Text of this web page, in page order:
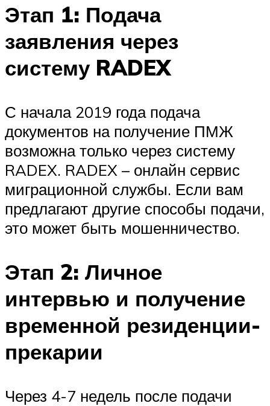
Этап 1: Подача
заявления через
систему RADEX
С начала 2019 года подача
документов на получение ПМЖ
возможна только через систему
RADEX. RADEX – онлайн сервис
миграционной службы. Если вам
предлагают другие способы подачи,
это может быть мошенничество.
Этап 2: Личное
интервью и получение
временной резиденции-
прекарии
Через 4-7 недель после подачи